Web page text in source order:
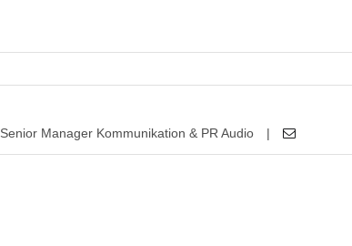
Senior Manager Kommunikation & PR Audio |